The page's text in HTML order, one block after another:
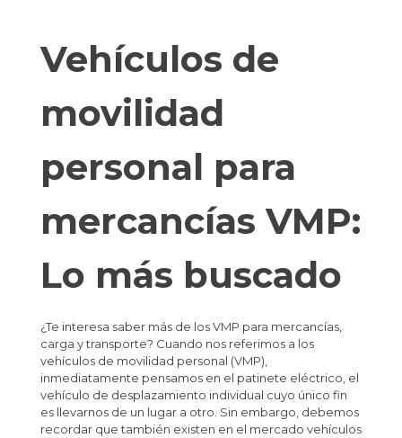
Vehículos de
movilidad
personal para
mercancías VMP:
Lo más buscado
¿Te interesa saber más de los VMP para mercancías,
carga y transporte? Cuando nos referimos a los
vehículos de movilidad personal (VMP),
inmediatamente pensamos en el patinete eléctrico, el
vehículo de desplazamiento individual cuyo único fin
es llevarnos de un lugar a otro. Sin embargo, debemos
recordar que también existen en el mercado vehículos